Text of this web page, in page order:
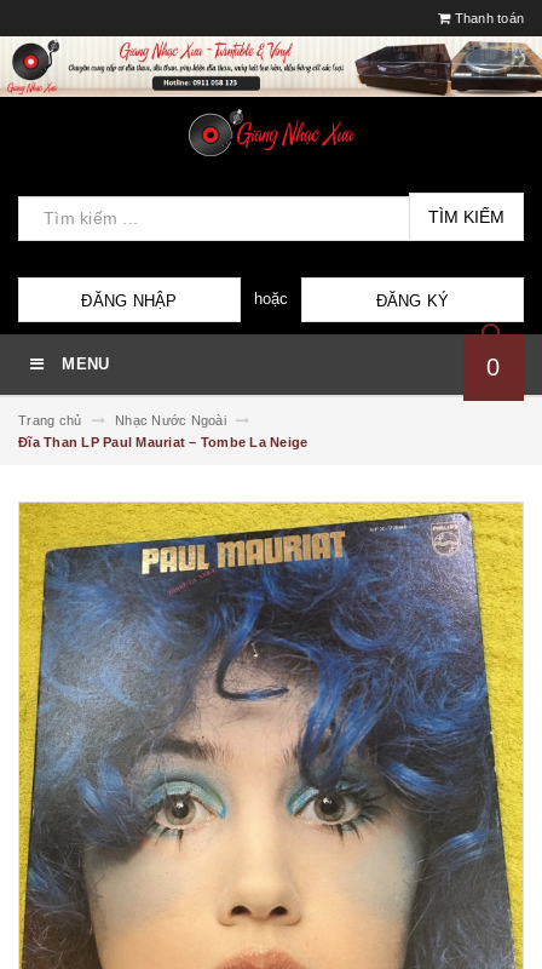
Thanh toán
TÌM KIẾM
ĐĂNG NHẬP hoặc ĐĂNG KÝ
MENU 0
Trang chủ
Nhạc Nước Ngoài
Đĩa Than LP Paul Mauriat ‎– Tombe La Neige